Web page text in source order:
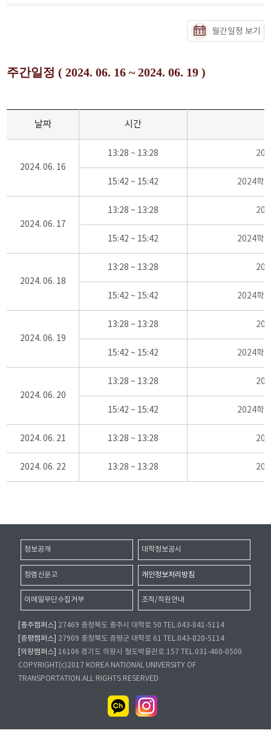
월간일정 보기
주간일정 ( 2024. 06. 16 ~ 2024. 06. 19 )
날짜 시간
2024. 06. 16
13:28 ~ 13:28
15:42 ~ 15:42 2024학
2024. 06. 17
13:28 ~ 13:28
15:42 ~ 15:42 2024학
2024. 06. 18
13:28 ~ 13:28
15:42 ~ 15:42 2024학
2024. 06. 19
13:28 ~ 13:28
15:42 ~ 15:42 2024학
2024. 06. 20
13:28 ~ 13:28
15:42 ~ 15:42 2024학
2024. 06. 21 13:28 ~ 13:28
2024. 06. 22 13:28 ~ 13:28
정보공개 대학정보공시
청렴신문고 개인정보처리방침
이메일무단수집거부 조직/직원안내
[충주캠퍼스]
27469 충청북도 충주시 대학로 50 TEL.043-841-5114
[증평캠퍼스]
27909 충청북도 증평군 대학로 61 TEL.043-820-5114
[의왕캠퍼스]
16106 경기도 의왕시 철도박물관로 157 TEL.031-460-0500
COPYRIGHT(c)2017 KOREA NATIONAL UNIVERSITY OF
TRANSPORTATION.ALL RIGHTS RESERVED